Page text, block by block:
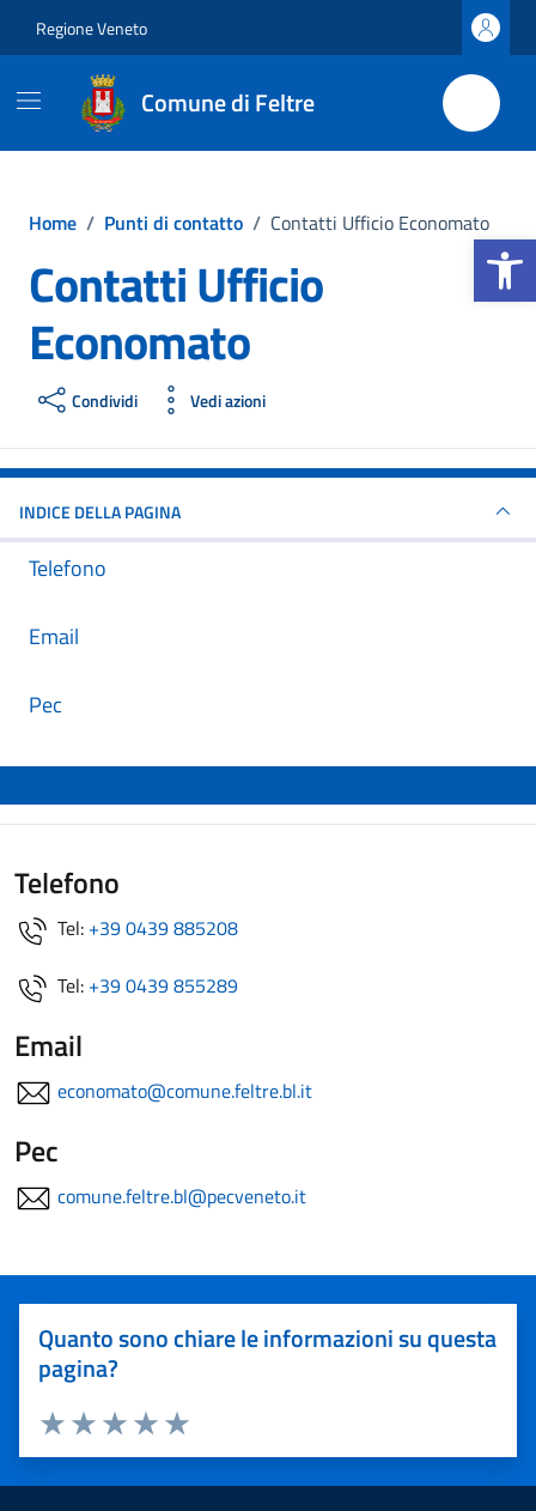
Apri la
Regione Veneto
Comune di Feltre
Home / Punti di contatto / Contatti Ufficio Economato
Contatti Ufficio
Economato
Condividi Vedi azioni
INDICE DELLA PAGINA
Telefono
Email
Pec
Telefono
Tel: +39 0439 885208
Tel: +39 0439 855289
Email
economato@comune.feltre.bl.it
Pec
comune.feltre.bl@pecveneto.it
Quanto sono chiare le informazioni su questa
pagina?
Valuta 5 stelle su 5
Valuta 4 stelle su 5
Valuta 3 stelle su 5
Valuta 2 stelle su 5
Valuta 1 stelle su 5